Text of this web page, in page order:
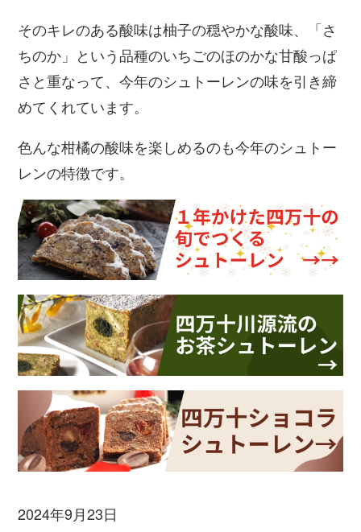
そのキレのある酸味は柚子の穏やかな酸味、「さ
ちのか」という品種のいちごのほのかな甘酸っぱ
さと重なって、今年のシュトーレンの味を引き締
めてくれています。
色んな柑橘の酸味を楽しめるのも今年のシュトー
レンの特徴です。
2024年9月23日